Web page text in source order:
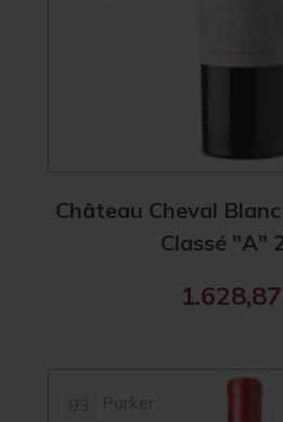
Château Cheval
Classé "A"
1.628,87
Parker